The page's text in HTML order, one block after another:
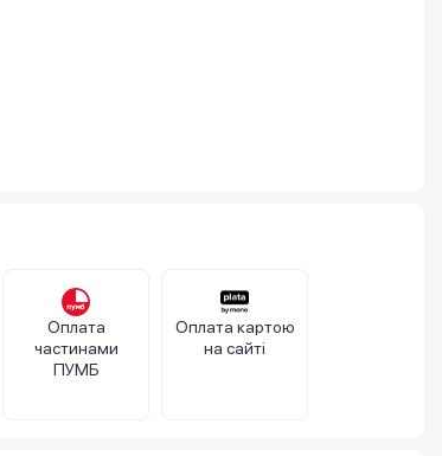
Оплата
частинами
ПУМБ
Оплата картою
на сайті